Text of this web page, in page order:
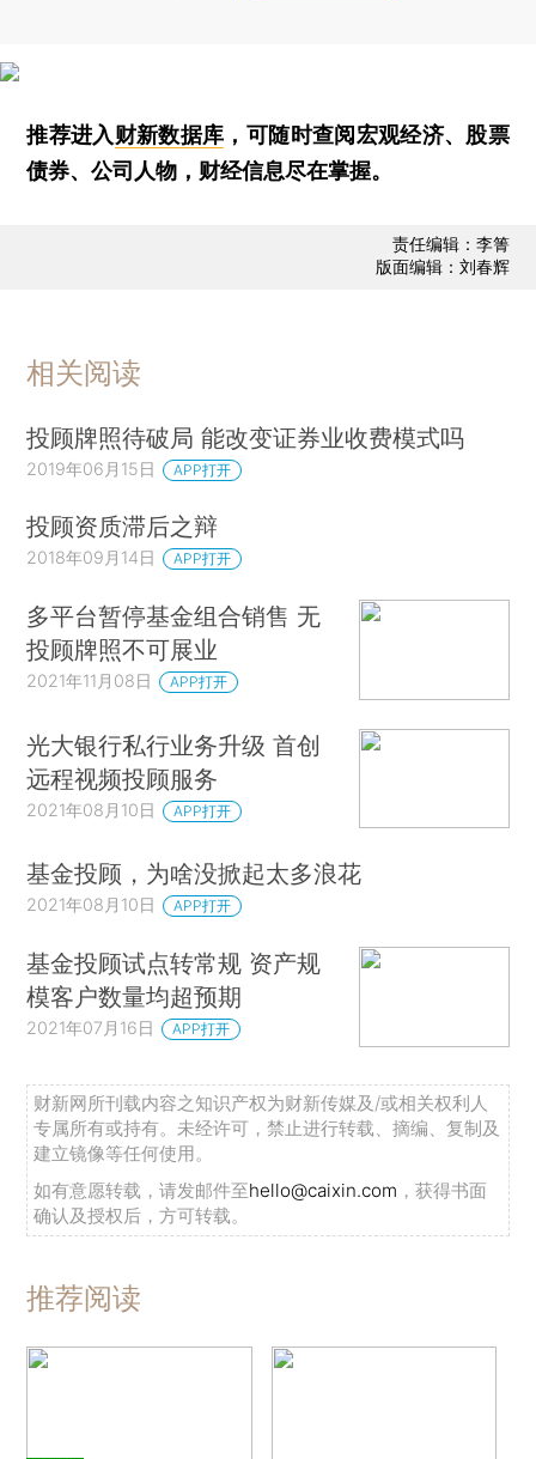
推荐进入财新数据库 ，可随时查阅宏观经济、股票
债券、公司人物，财经信息尽在掌握。
责任编辑：李箐
版面编辑：刘春辉
相关阅读
投顾牌照待破局 能改变证券业收费模式吗
2019年06月15日 APP打开
投顾资质滞后之辩
2018年09月14日 APP打开
多平台暂停基金组合销售 无
投顾牌照不可展业
2021年11月08日 APP打开
光大银行私行业务升级 首创
远程视频投顾服务
2021年08月10日 APP打开
基金投顾，为啥没掀起太多浪花
2021年08月10日 APP打开
基金投顾试点转常规 资产规
模客户数量均超预期
2021年07月16日 APP打开
财新网所刊载内容之知识产权为财新传媒及/或相关权利人
专属所有或持有。未经许可，禁止进行转载、摘编、复制及
建立镜像等任何使用。
如有意愿转载，请发邮件至hello@caixin.com ，获得书面
确认及授权后，方可转载。
推荐阅读